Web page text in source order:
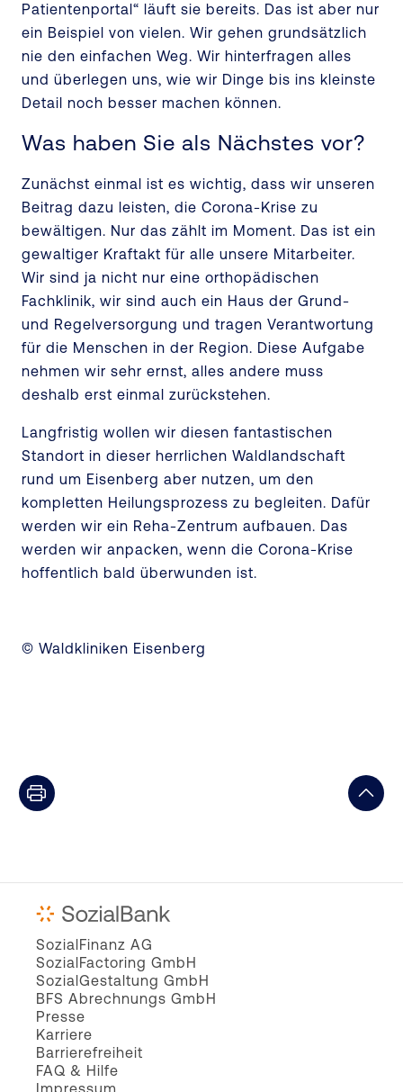
Patientenportal“ läuft sie bereits. Das ist aber nur
ein Beispiel von vielen. Wir gehen grundsätzlich
nie den einfachen Weg. Wir hinterfragen alles
und überlegen uns, wie wir Dinge bis ins kleinste
Detail noch besser machen können.
Was haben Sie als Nächstes vor?
Zunächst einmal ist es wichtig, dass wir unseren
Beitrag dazu leisten, die Corona-Krise zu
bewältigen. Nur das zählt im Moment. Das ist ein
gewaltiger Kraftakt für alle unsere Mitarbeiter.
Wir sind ja nicht nur eine orthopädischen
Fachklinik, wir sind auch ein Haus der Grund-
und Regelversorgung und tragen Verantwortung
für die Menschen in der Region. Diese Aufgabe
nehmen wir sehr ernst, alles andere muss
deshalb erst einmal zurückstehen.
Langfristig wollen wir diesen fantastischen
Standort in dieser herrlichen Waldlandschaft
rund um Eisenberg aber nutzen, um den
kompletten Heilungsprozess zu begleiten. Dafür
werden wir ein Reha-Zentrum aufbauen. Das
werden wir anpacken, wenn die Corona-Krise
hoffentlich bald überwunden ist.
© Waldkliniken Eisenberg
SozialFinanz AG
SozialFactoring GmbH
SozialGestaltung GmbH
BFS Abrechnungs GmbH
Presse
Karriere
Barrierefreiheit
FAQ & Hilfe
Impressum